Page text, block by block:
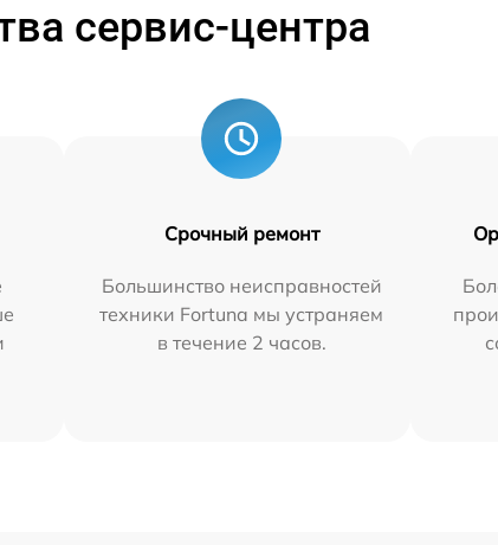
сервис-центра
Срочный ремонт
Большинство неисправностей
техники Fortuna мы устраняем
в течение 2 часов.